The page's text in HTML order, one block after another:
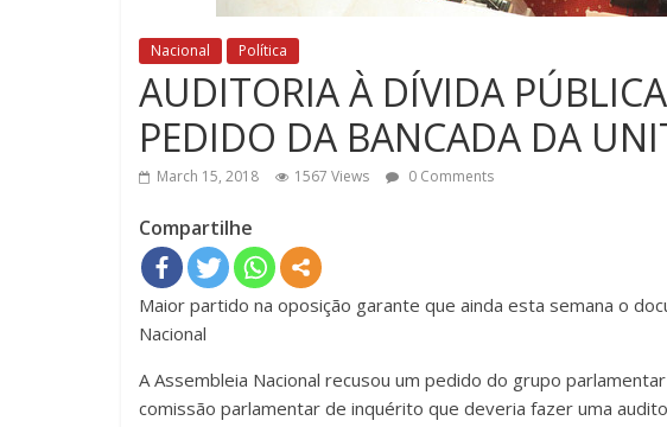
Nacional Política
AUDITORIA À DÍVIDA
PEDIDO DA BANCADA DA
March 15, 2018 1567 Views 0 Comments
Compartilhe
Maior partido na oposição garante que ainda esta semana o
Nacional
A Assembleia Nacional recusou um pedido do grupo
comissão parlamentar de inquérito que deveria fazer uma